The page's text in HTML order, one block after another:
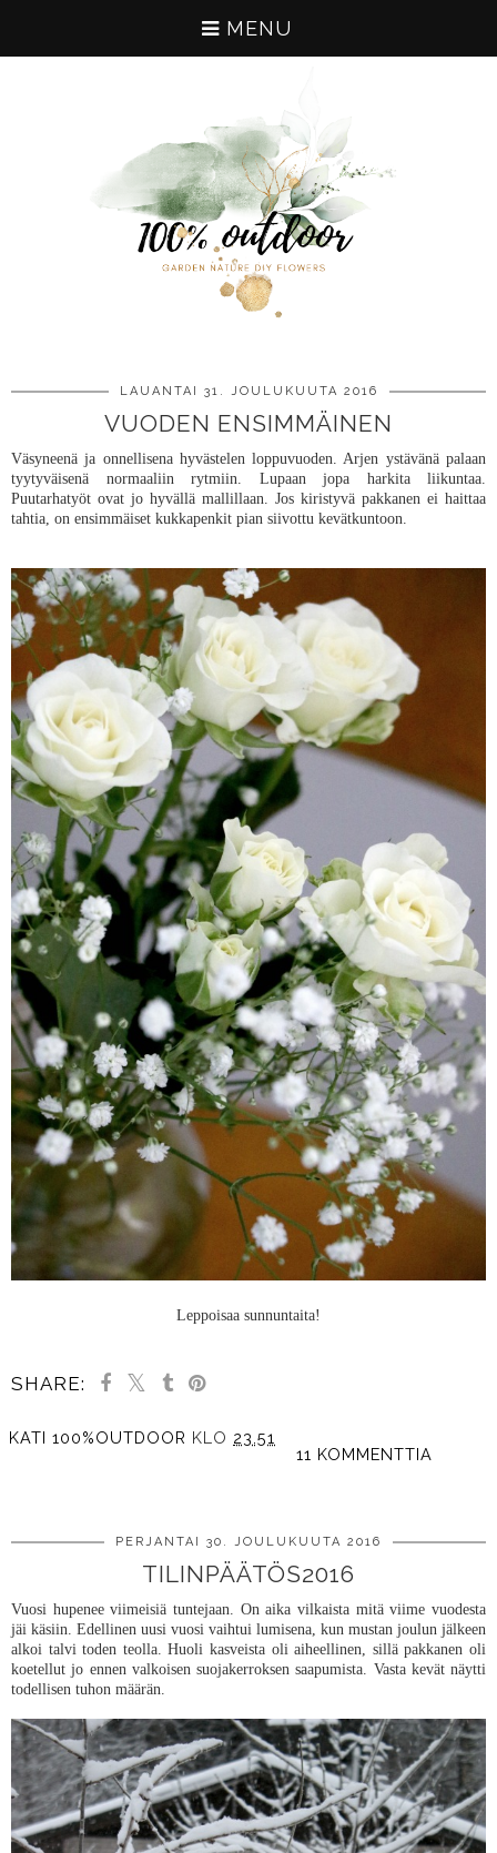
MENU
LAUANTAI 31. JOULUKUUTA 2016
VUODEN ENSIMMÄINEN
Väsyneenä ja onnellisena hyvästelen loppuvuoden. Arjen ystävänä palaan
tyytyväisenä normaaliin rytmiin. Lupaan jopa harkita liikuntaa.
Puutarhatyöt ovat jo hyvällä mallillaan. Jos kiristyvä pakkanen ei haittaa
tahtia, on ensimmäiset kukkapenkit pian siivottu kevätkuntoon.
Leppoisaa sunnuntaita!
SHARE:
KATI 100%OUTDOOR KLO 23.51
11 KOMMENTTIA
PERJANTAI 30. JOULUKUUTA 2016
TILINPÄÄTÖS2016
Vuosi hupenee viimeisiä tuntejaan. On aika vilkaista mitä viime vuodesta
jäi käsiin. Edellinen uusi vuosi vaihtui lumisena, kun mustan joulun jälkeen
alkoi talvi toden teolla. Huoli kasveista oli aiheellinen, sillä pakkanen oli
koetellut jo ennen valkoisen suojakerroksen saapumista. Vasta kevät näytti
todellisen tuhon määrän.